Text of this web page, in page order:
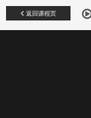
返回课程页